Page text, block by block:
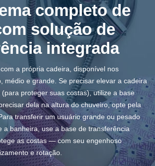
completo de
solução de
integrada
a própria cadeira, disponível nos
médio e grande. Se precisar elevar a cadeira
proteger suas costas), utilize a base
dela na altura do chuveiro, opte pela
transferir um usuário grande ou pesado
a banheira, use a base de transferência
as costas — com seu engenhoso
e rotação.